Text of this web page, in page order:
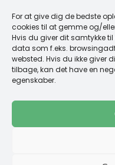
For at give dig de bedste
cookies til at gemme og/
Hvis du giver dit samtykke
data som f.eks.
websted. Hvis du ikke giver
tilbage, kan det have en
egenskaber.
Links
Spørgsmål & Svar
Tråd
Design selv guide
Konto
Log ind